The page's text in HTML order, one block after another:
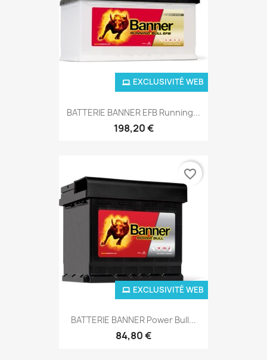
BATTERIE BANNER EFB Running...
198,20 €
EXCLUSIVITÉ WEB
BATTERIE BANNER Power Bull...
84,80 €
EXCLUSIVITÉ WEB
favorite_border